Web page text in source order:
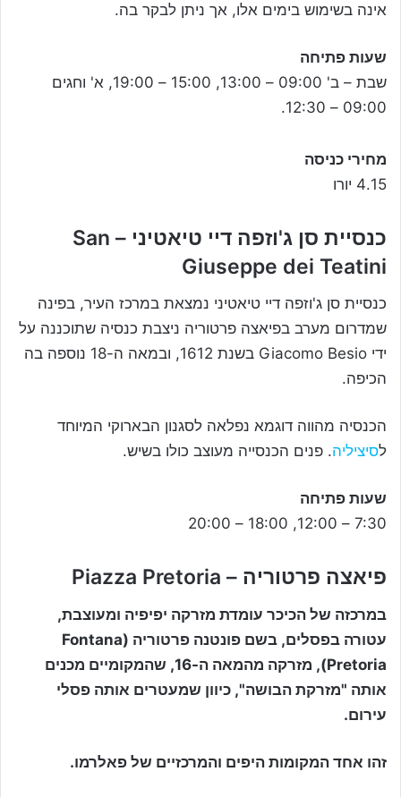
אינה בשימוש בימים אלו, אך ניתן לבקר בה.
שעות פתיחה
שבת – ב' 09:00 – 13:00, 15:00 – 19:00, א' וחגים
09:00 – 12:30.
מחירי כניסה
4.15 יורו
כנסיית סן ג'וזפה דיי טיאטיני – San
Giuseppe dei Teatini
כנסיית סן ג'וזפה דיי טיאטיני נמצאת במרכז העיר, בפינה
שמדרום מערב בפיאצה פרטוריה ניצבת כנסיה שתוכננה על
ידי Giacomo Besio בשנת 1612, ובמאה ה-18 נוספה בה
הכיפה.
הכנסיה מהווה דוגמא נפלאה לסגנון הבארוקי המיוחד
לסיציליה. פנים הכנסייה מעוצב כולו בשיש.
שעות פתיחה
7:30 – 12:00, 18:00 – 20:00
פיאצה פרטוריה – Piazza Pretoria
במרכזה של הכיכר עומדת מזרקה יפיפיה ומעוצבת,
עטורה בפסלים, בשם פונטנה פרטוריה (Fontana
Pretoria), מזרקה מהמאה ה-16, שהמקומיים מכנים
אותה "מזרקת הבושה", כיוון שמעטרים אותה פסלי
עירום.
זהו אחד המקומות היפים והמרכזיים של פאלרמו.